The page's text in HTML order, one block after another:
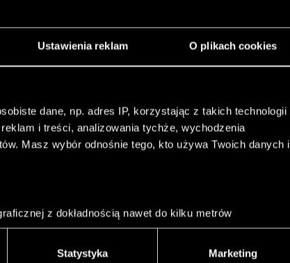
Ustawienia reklam O plikach cookies
dane, np. adres IP, korzystając z takich technologii
i treści, analizowania tychże, wychodzenia
Masz wybór odnośnie tego, kto używa Twoich danych i
z dokładnością nawet do kilku metrów
charakteryzującego je zbiory danych (fingerprinting,
Statystyka Marketing